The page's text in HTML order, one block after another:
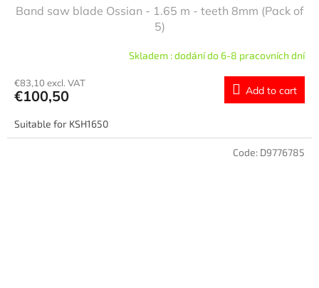
Band saw blade Ossian - 1.65 m - teeth 8mm (Pack of
5)
Skladem : dodání do 6-8 pracovních dní
€83,10 excl. VAT
€100,50 Add to cart
Suitable for KSH1650
Code: D9776785